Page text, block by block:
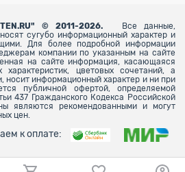
© 2011-2026.
Все данные,
сугубо информационный характер и
Для более подробной информации
компании по указанным на сайте
на сайте информация, касающаяся
характеристик, цветовых сочетаний, а
носит информационный характер и ни при
публичной офертой, определяемой
437 Гражданского Кодекса Российской
являются рекомендованными и могут
цен.
к оплате: